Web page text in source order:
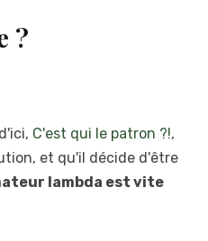
?
C'est qui le patron ?!,
et qu'il décide d'être
lambda est vite